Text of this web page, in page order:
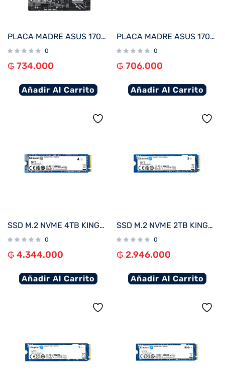
PLACA MADRE ASUS 1700 H610M-A D4 PRIME V/S/R/HDMI/DP/2M2/DDR4/USB3.2/MATX
0
₲ 734.000
Añadir Al Carrito
PLACA MADRE ASUS 1700 PRIME H610M-E D4 V/S/R/HDMI/2M2/DDR4/USB3.2/MATX
0
₲ 706.000
Añadir Al Carrito
SSD M.2 NVME 4TB KINGSTON SNV3S/4000G 6000/5000MB/S PCIE 4.0
0
₲ 4.344.000
Añadir Al Carrito
SSD M.2 NVME 2TB KINGSTON SNV3S/2000G 6000/5000MB/S PCIE 4.0
0
₲ 2.946.000
Añadir Al Carrito